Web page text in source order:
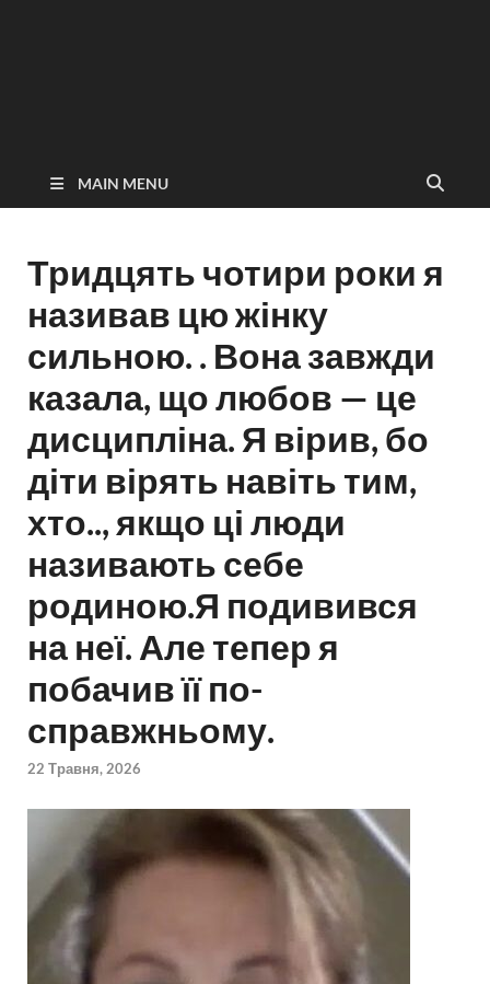
MAIN MENU
Тридцять чотири роки я
називав цю жінку
сильною. . Вона завжди
казала, що любов — це
дисципліна. Я вірив, бо
діти вірять навіть тим,
хто.., якщо ці люди
називають себе
родиною.Я подивився
на неї. Але тепер я
побачив її по-
справжньому.
22 Травня, 2026